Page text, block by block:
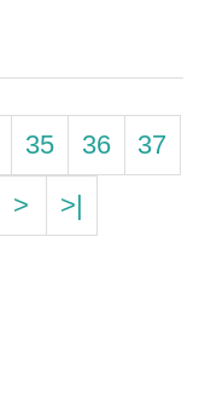
35 36
37
> >|